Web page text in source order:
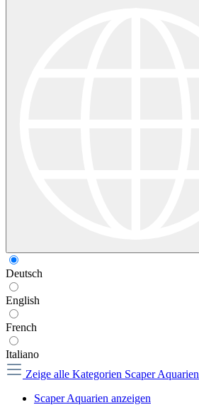
Deutsch
English
French
Italiano
Zeige alle Kategorien Scaper Aquarien
Scaper Aquarien anzeigen